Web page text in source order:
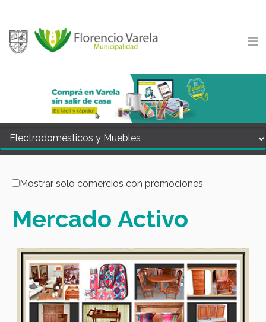
Mostrar solo comercios con promociones
Mercado Activo